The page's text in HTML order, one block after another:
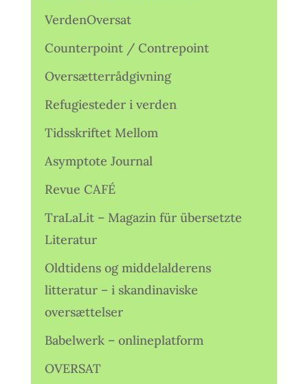
VerdenOversat
Counterpoint / Contrepoint
Oversætterrådgivning
Refugiesteder i verden
Tidsskriftet Mellom
Asymptote Journal
Revue CAFÉ
TraLaLit – Magazin für übersetzte
Literatur
Oldtidens og middelalderens
litteratur – i skandinaviske
oversættelser
Babelwerk – onlineplatform
OVERSAT